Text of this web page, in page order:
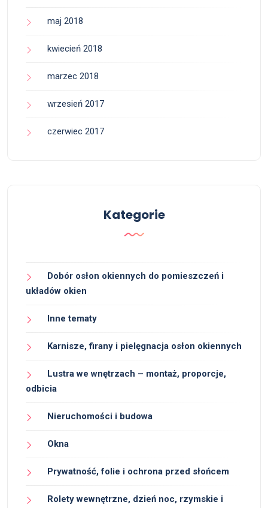
maj 2018
kwiecień 2018
marzec 2018
wrzesień 2017
czerwiec 2017
Kategorie
Dobór osłon okiennych do pomieszczeń i
układów okien
Inne tematy
Karnisze, firany i pielęgnacja osłon okiennych
Lustra we wnętrzach – montaż, proporcje,
odbicia
Nieruchomości i budowa
Okna
Prywatność, folie i ochrona przed słońcem
Rolety wewnętrzne, dzień noc, rzymskie i